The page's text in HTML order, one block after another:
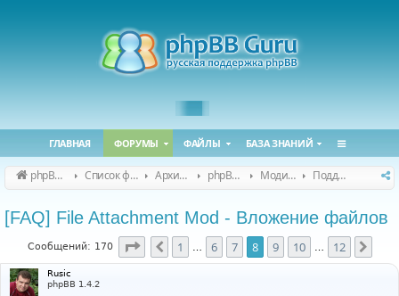
ГЛАВНАЯ ФОРУМЫ ФАЙЛЫ БАЗА ЗНАНИЙ
phpBB Guru Список форумов Архивные форумы phpBB 2.0.x (архив) Модификация phpBB 2.0.x Поддержка модов для phpBB 2.0.x
[FAQ] File Attachment Mod - Вложение файлов
Сообщений: 170 Страница8 из 12
Пред.
1 6 7 8 9 10 12
Rusic
phpBB 1.4.2